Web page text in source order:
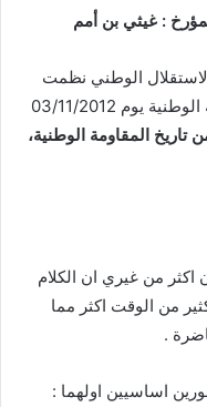
: غيثي بن أمم
الاستقلال الوطني نظمت
الرابطة الوطنية لتخليد بطولات المقاومة الوطنية يوم 03/11/2012
المقاومة الوطنية،
اكثر من غيري ان الكلام
من الوقت اكثر مما
.
اساسيين اولهما :